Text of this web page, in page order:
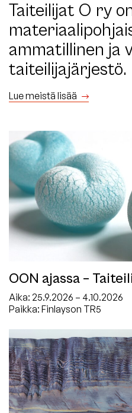
Taiteilijat O ry
ammatillinen ja
taiteilijajärjestö.
Lue meistä lisää
OON ajassa –
Aika: 25.9.2026 – 4.10.2026
Paikka: Finlayson TR5